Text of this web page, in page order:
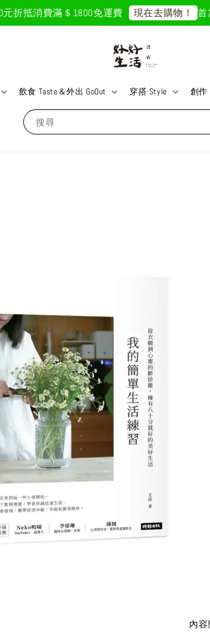
抵消費滿＄1800免運費 現在去購物！ 首次
搜尋
飲食 Taste＆外出 GoOut 穿搭 Style 創作
內容